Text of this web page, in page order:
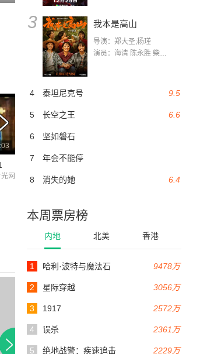
3 我本是高山
导演：郑大圣;杨瑾
演员：海清 陈永胜 柴烨 王玥婷 万国鹏 美朵达瓦 赵瑞婷 罗解艳 郭莉娜 潘家艳
9.5
4 泰坦尼克号
6.6
5 长空之王
6 坚如磐石
7 年会不能停
6.4
8 消失的她
本周票房榜
内地 北美 香港
9478万
1 哈利·波特与魔法石
3056万
2 星际穿越
2572万
3 1917
2361万
4 误杀
2229万
5 绝地战警：疾速追击
网
蓝莓之夜 国际版预告片2
2008-03-07 2008-02-04